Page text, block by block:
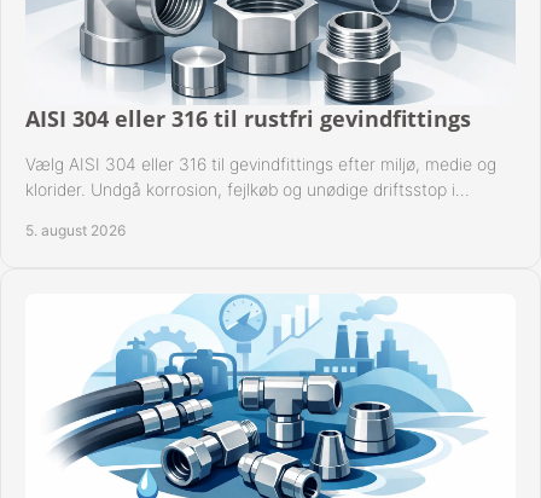
AISI 304 eller 316 til rustfri gevindfittings
Vælg AISI 304 eller 316 til gevindfittings efter miljø, medie og
klorider. Undgå korrosion, fejlkøb og unødige driftsstop i
5. august 2026